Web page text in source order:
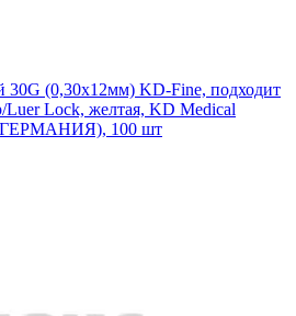
30G (0,30х12мм) KD-Fine, подходит
Luer Lock, желтая, KD Medical
(ГЕРМАНИЯ), 100 шт